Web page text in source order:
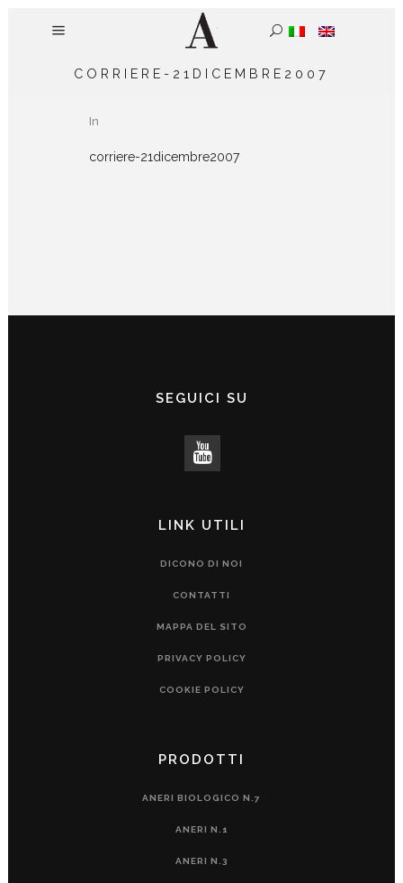
CORRIERE-21DICEMBRE2007
In
corriere-21dicembre2007
SEGUICI SU
LINK UTILI
DICONO DI NOI
CONTATTI
MAPPA DEL SITO
PRIVACY POLICY
COOKIE POLICY
PRODOTTI
ANERI BIOLOGICO N.7
ANERI N.1
ANERI N.3